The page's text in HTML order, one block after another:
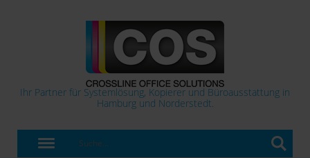
Ihr Partner für Systemlösung, Kopierer und Büroausstattung in
Hamburg und Norderstedt.